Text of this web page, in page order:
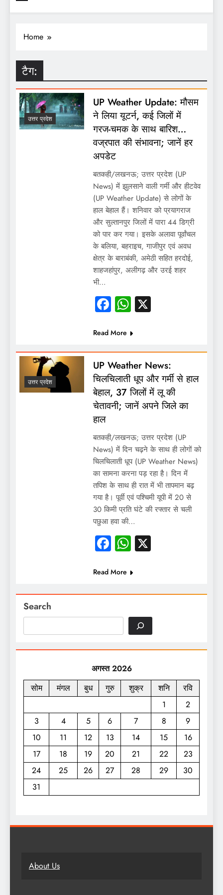
Home
टैग:
उत्तर प्रदेश
UP Weather Update: मौसम
ने लिया यूटर्न, कई जिलों में
गरज-चमक के साथ बारिश…
वज्रपात की संभावना; जानें हर
अपडेट
बतकही/लखनऊ; उत्तर प्रदेश (UP
News) में झुलसाने वाली गर्मी और हीटवेव
(UP Weather Update) से लोगों के
हाल बेहाल हैं। शनिवार को प्रयागराज
और सुल्तानपुर जिलों में पारा 44 डिग्री
को पार कर गया। इसके अलावा पूर्वांचल
के बलिया, बहराइच, गाजीपुर एवं अवध
क्षेत्र के बाराबंकी, अमेठी सहित हरदोई,
शाहजहांपुर, अलीगढ़ और उरई शहर
भी…
Facebook
WhatsApp
X
Read More
उत्तर प्रदेश
UP Weather News:
चिलचिलाती धूप और गर्मी से हाल
बेहाल, 37 जिलों में लू की
चेतावनी; जानें अपने जिले का
हाल
बतकही/लखनऊ; उत्तर प्रदेश (UP
News) में दिन चढ़ने के साथ ही लोगों को
चिलचिलाती धूप (UP Weather News)
का सामना करना पड़ रहा है। दिन में
तपिश के साथ ही रात में भी तापमान बढ़
गया है। पूर्वी एवं पश्चिमी यूपी में 20 से
30 किमी प्रति घंटे की रफ्तार से चली
पछुआ हवा की…
Facebook
WhatsApp
X
Read More
Search
अगस्त 2026
सोम
मंगल बुध गुरु शुक्र शनि
रवि
1
2
3
4 5 6 7 8
9
10
11 12 13 14 15
16
17
18 19 20 21 22
23
24
25 26 27 28 29
30
31
About Us